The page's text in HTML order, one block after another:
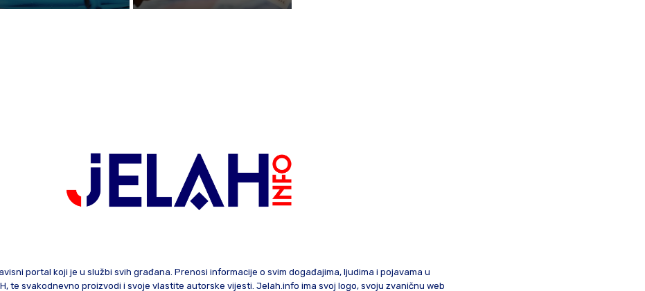
portal koji je u službi svih građana. Prenosi informacije o svim događajima, ljudima i pojavama u
te svakodnevno proizvodi i svoje vlastite autorske vijesti. Jelah.info ima svoj logo, svoju zvaničnu web